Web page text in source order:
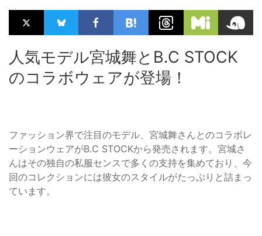
人気モデル宮城舞とB.C STOCK
のコラボウェアが登場！
ファッション界で注目のモデル、宮城舞さんとのコラボレ
ーションウェアがB.C STOCKから発売されます。宮城さ
んはその独自の私服センスで多くの支持を集めており、今
回のコレクションには彼女のスタイルがたっぷりと詰まっ
ています。